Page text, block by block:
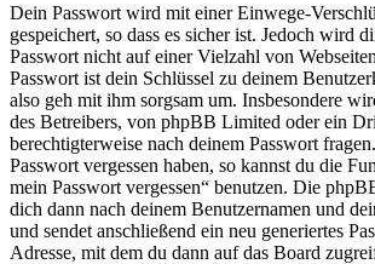
Dein Passwort wird mit einer Einwege-
gespeichert, so dass es sicher ist. Jedoch wird
Passwort nicht auf einer Vielzahl von
Passwort ist dein Schlüssel zu deinem
also geh mit ihm sorgsam um. Insbesondere
des Betreibers, von phpBB Limited oder ein
berechtigterweise nach deinem Passwort
Passwort vergessen haben, so kannst du die
mein Passwort vergessen“ benutzen. Die
dich dann nach deinem Benutzernamen und
und sendet anschließend ein neu generiertes
Adresse, mit dem du dann auf das Board